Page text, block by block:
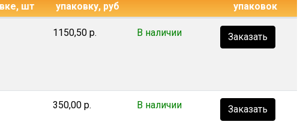
шт
упаковку, руб
упаковок
1150,50 р. В наличии Заказать
350,00 р. В наличии Заказать